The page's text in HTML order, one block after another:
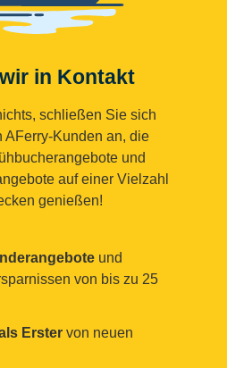
wir in Kontakt
schließen Sie sich
AFerry-Kunden an, die
und
auf einer Vielzahl
genießen!
und
von bis zu 25
Erster von neuen